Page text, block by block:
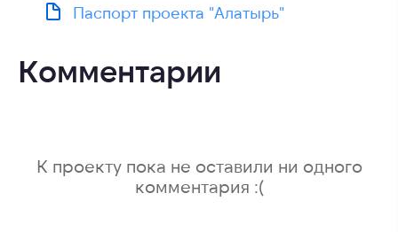
Паспорт проекта "Алатырь"
Комментарии
К проекту пока не оставили ни одного
комментария :(